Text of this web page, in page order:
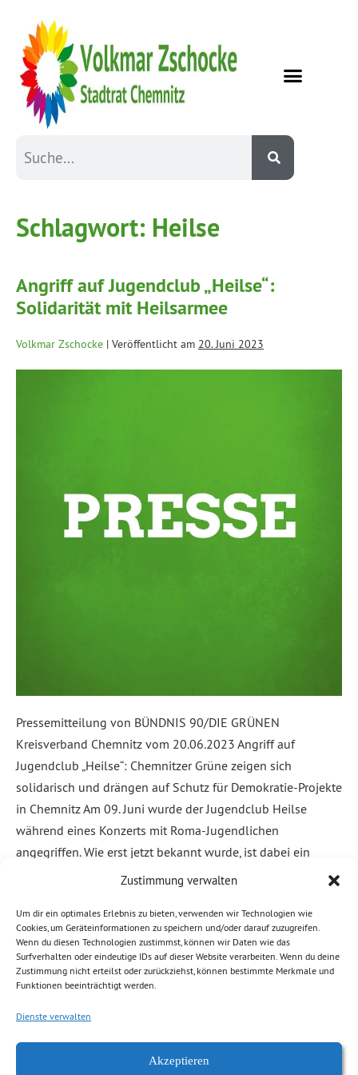
Zustimmung verwalten
Um dir ein optimales Erlebnis zu bieten, verwenden wir Technologien wie
Cookies, um Geräteinformationen zu speichern und/oder darauf zuzugreifen.
Wenn du diesen Technologien zustimmst, können wir Daten wie das
Surfverhalten oder eindeutige IDs auf dieser Website verarbeiten. Wenn du deine
Zustimmung nicht erteilst oder zurückziehst, können bestimmte Merkmale und
Funktionen beeinträchtigt werden.
Dienste verwalten
Akzeptieren
Schlagwort: Heilse
Angriff auf Jugendclub „Heilse“:
Solidarität mit Heilsarmee
Volkmar Zschocke | Veröffentlicht am 20. Juni 2023
Pressemitteilung von BÜNDNIS 90/DIE GRÜNEN
Kreisverband Chemnitz vom 20.06.2023 Angriff auf
Jugendclub „Heilse“: Chemnitzer Grüne zeigen sich
solidarisch und drängen auf Schutz für Demokratie-Projekte
in Chemnitz Am 09. Juni wurde der Jugendclub Heilse
während eines Konzerts mit Roma-Jugendlichen
angegriffen. Wie erst jetzt bekannt wurde, ist dabei ein
Sozialarbeiter durch Stahlkugeln, die auf das Gelände der
Weiterlesen
Abgelegt unter: Allgemein,Demokratie, Freiheit